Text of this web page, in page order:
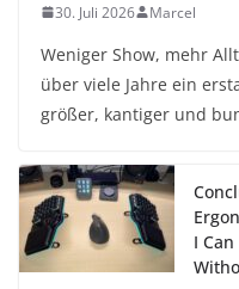
30. Juli 2026 Marcel
Weniger Show, mehr
über viele Jahre ein
größer, kantiger und
I